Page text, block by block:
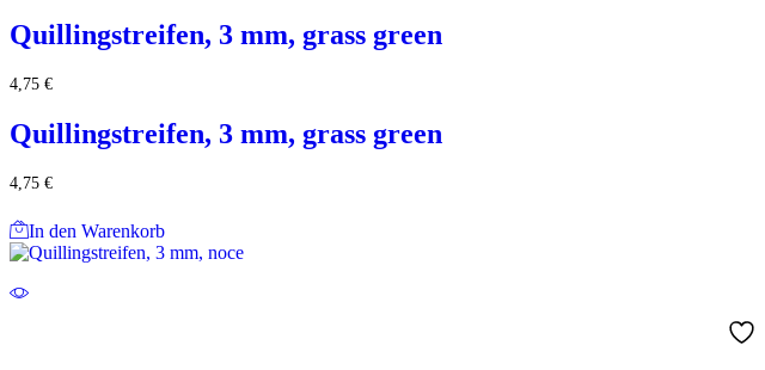
Quillingstreifen, 3 mm, grass green
4,75 €
Quillingstreifen, 3 mm, grass green
4,75 €
In den Warenkorb